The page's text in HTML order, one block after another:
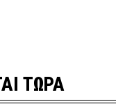
ΤΩΡΑ